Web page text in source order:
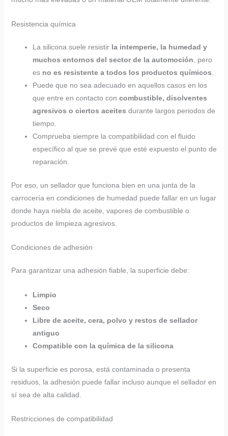
Resistencia química
La silicona suele resistir la intemperie, la humedad y
muchos entornos del sector de la automoción , pero
es no es resistente a todos los productos químicos
Puede que no sea adecuado en aquellos casos en los
que entre en contacto con combustible, disolventes
agresivos o ciertos aceites durante largos periodos de
tiempo.
Comprueba siempre la compatibilidad con el fluido
específico al que se prevé que esté expuesto el punto de
reparación.
Por eso, un sellador que funciona bien en una junta de la
carrocería en condiciones de humedad puede fallar en un lugar
donde haya niebla de aceite, vapores de combustible o
productos de limpieza agresivos.
Condiciones de adhesión
Para garantizar una adhesión fiable, la superficie debe:
Limpio
Seco
Libre de aceite, cera, polvo y restos de sellador
antiguo
Compatible con la química de la silicona
Si la superficie es porosa, está contaminada o presenta
residuos, la adhesión puede fallar incluso aunque el sellador en
sí sea de alta calidad.
Restricciones de compatibilidad